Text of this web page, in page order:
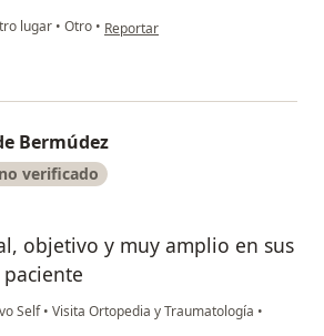
lugar • Otro • en opinión del usuario Luis
Reportar
Bermúdez
verificado
objetivo y muy amplio en sus
Self• Visita Ortopedia y Traumatología •
Andrade Bermúdez